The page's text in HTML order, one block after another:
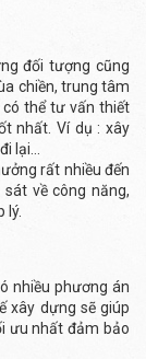
đối tượng cũng
chiền, trung tâm
thể tư vấn thiết
nhất. Ví dụ : xây
lại…
rất nhiều đến
về công năng,
lý.
nhiều phương án
xây dựng sẽ giúp
ưu nhất đảm bảo